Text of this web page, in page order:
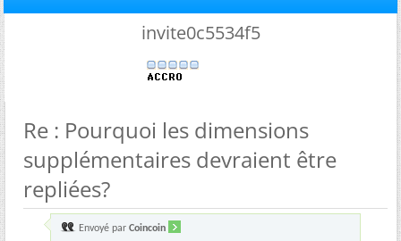
invite0c5534f5
Re : Pourquoi les dimensions
supplémentaires devraient être
repliées?
Envoyé par Coincoin